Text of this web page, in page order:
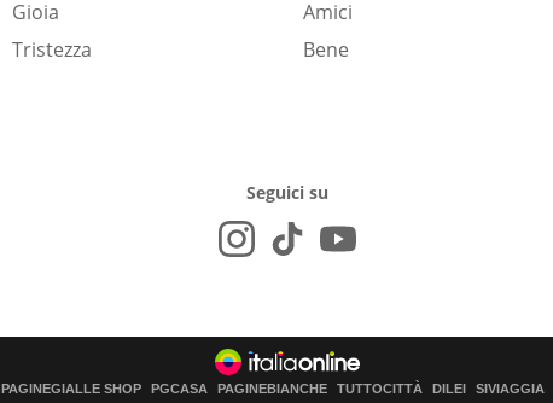
Gioia
Tristezza
Amici
Bene
Seguici su
PAGINEGIALLE SHOP PGCASA PAGINEBIANCHE TUTTOCITTÀ DILEI SIVIAGGIA